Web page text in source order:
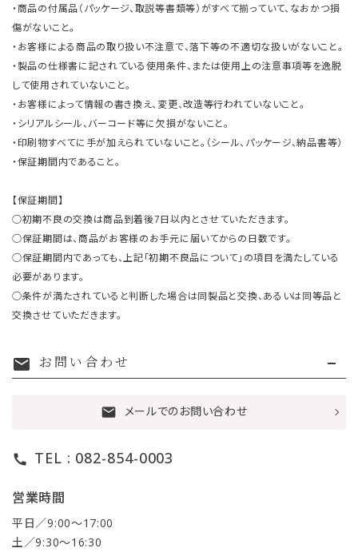
・商品の付属品（パッケージ、取説等書類等）がすべて揃っていて、なおかつ損
傷がないこと。
・お客様による商品の取り扱い不注意で、落下等の不適切な扱いがないこと。
・製品の仕様書に記されている使用条件、または使用上の注意事項等を逸脱
して使用されていないこと。
・お客様によって情報の書き換え、変更、改造等行われていないこと。
・シリアルシール、バーコード等に欠損がないこと。
・印刷物すべてに手が加えられていないこと。（シール、パッケージ、納品書等）
・保証期間内であること。
【保証期間】
○初期不良の交換は商品到着後7日以内とさせていただきます。
○保証期間は、商品がお客様のお手元に届いてからの日数です。
○保証期間内であっても、上記「初期不良品について」の項目を満たしている
必要があります。
○条件が満たされていると判断した場合は同製品と交換、あるいは同等品と
交換させていただきます。
mail お問い合わせ
mail メールでのお問い合わせ
call TEL : 082-854-0003
営業時間
平日／9:00〜17:00
土／9:30〜16:30